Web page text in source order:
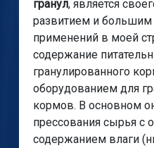
гранул, является
развитием и большим
применений в моей
содержание
гранулированного
оборудованием для
кормов. В основном
прессования сырья с
содержанием влаги